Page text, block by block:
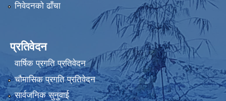
निवेदनको ढाँचा
प्रतिवेदन
वार्षिक प्रगति प्रतिवेदन
चौमासिक प्रगति प्रतिवेदन
सार्वजनिक सुनुवाई